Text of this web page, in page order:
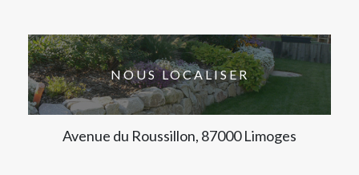
NOUS LOCALISER
Avenue du Roussillon, 87000 Limoges